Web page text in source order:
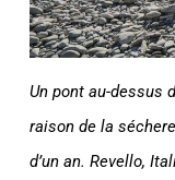
Un pont au-dessus
raison de la
d’un an. Revello,